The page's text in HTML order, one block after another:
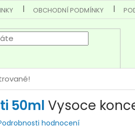
OBCHODNÍ PODMÍNKY
50ml Vysoce
hodnocení